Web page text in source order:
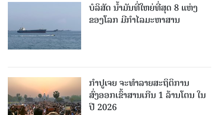
ບໍລິສັດ ນ້ຳມັນທີ່ໃຫຍ່ທີ່ສຸດ 8 ແຫ່ງ
ຂອງໂລກ ມີກຳໄລມະຫາສານ
ກຳປູເຈຍ ຈະທຳລາຍສະຖິຕິການ
ສົ່ງອອກເຂົ້າສານເກີນ 1 ລ້ານໂຕນ ໃນ
ປີ 2026